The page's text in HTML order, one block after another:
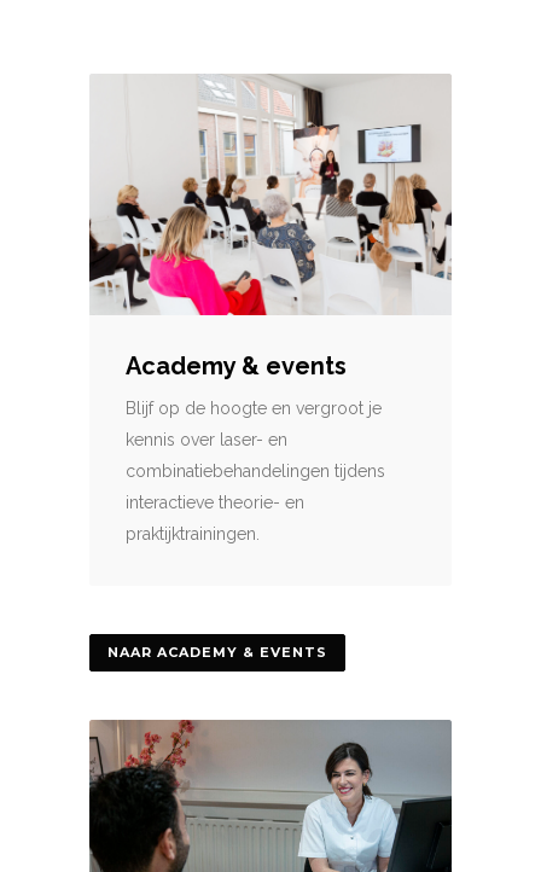
Academy & events
Blijf op de hoogte en vergroot je
kennis over laser- en
combinatiebehandelingen tijdens
interactieve theorie- en
praktijktrainingen.
NAAR ACADEMY & EVENTS